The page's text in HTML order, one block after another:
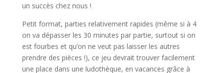
un succès chez nous !
Petit format, parties relativement rapides (même si à 4
on va dépasser les 30 minutes par partie, surtout si on
est fourbes et qu’on ne veut pas laisser les autres
prendre des pièces !), ce jeu devrait trouver facilement
une place dans une ludothèque, en vacances grâce à